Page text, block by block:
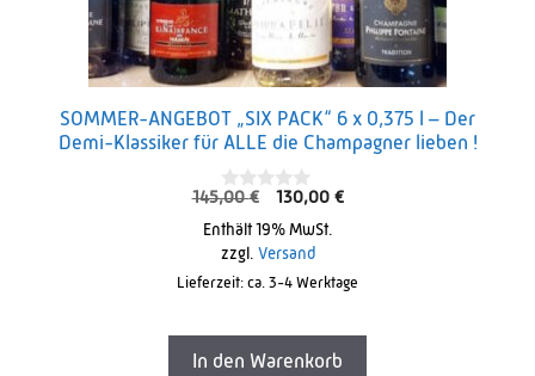
SOMMER-ANGEBOT „SIX PACK“ 6 x 0,375 l – Der
Demi-Klassiker für ALLE die Champagner lieben !
0
o
u
t
f
145,00€
Ursprünglicher
Preis
war:
145,00 €
130,00 €Aktueller
Enthält 19% MwSt.
zzgl. Versand
Lieferzeit: ca. 3-4 Werktage
In den Warenkorb